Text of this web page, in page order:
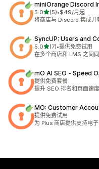
miniOrange Discord
5.0星（满分 5 星）
(5)
总共 5 条评论
•$49/月起
将商店与 Discord 集成并
SyncUP: Users and
5.0星（满分 5 星）
(7)
总共 7 条评论
•提供免费试用
在多个商店和 LMS 之间
mO AI SEO ‑ Speed
提供免费套餐
提升 SEO 排名和页面速
MO: Customer
提供免费试用
为 Plus 商店提供支持电